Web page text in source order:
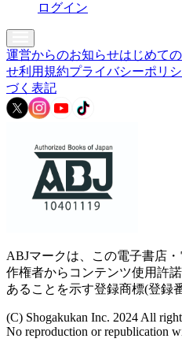
ログイン
運営からのお知らせはじめて
せ利用規約プライバシーポリ
づく表記
ABJマークは、この電子書店
作権者からコンテンツ使用許
あることを示す登録商標(登録
(C) Shogakukan Inc. 2024 All
No reproduction or republication